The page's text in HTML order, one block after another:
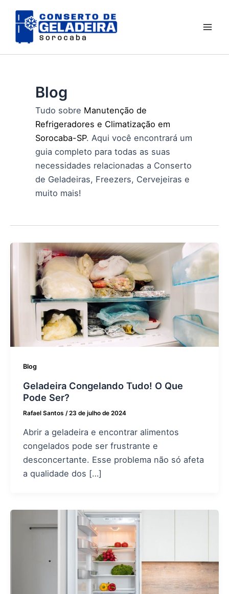
para
Blog
Tudo sobre Manutenção de
Refrigeradores e Climatização em
Sorocaba-SP. Aqui você encontrará um
guia completo para todas as suas
necessidades relacionadas a Conserto
de Geladeiras, Freezers, Cervejeiras e
muito mais!
Blog
Geladeira Congelando Tudo! O Que
Pode Ser?
Rafael Santos /23 de julho de 2024
Abrir a geladeira e encontrar alimentos
congelados pode ser frustrante e
desconcertante. Esse problema não só afeta
a qualidade dos […]